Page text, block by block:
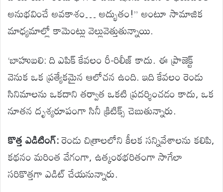
అనుభవించే అవకాశం… అద్భుతం!” అంటూ సామాజిక
మాధ్యమాల్లో కామెంట్లు వెల్లువెత్తుతున్నాయి.
‘బాహుబలి: ది ఎపిక్కేవలం రీ-రిలీజ్ కాదు. ఈ ప్రాజెక్ట్
వెనుక ఒక ప్రత్యేకమైన ఆలోచన ఉంది. ఇది కేవలం రెండు
సినిమాలను ఒకదాని తర్వాత ఒకటి ప్రదర్శించడం కాదు, ఒక
నూతన దృశ్యరూపంగా సినీ క్రిటిక్స్ చెబుతున్నారు.
కొత్త ఎడిటింగ్:రెండు చిత్రాలలోని కీలక సన్నివేశాలను కలిపి,
కథనం మరింత వేగంగా, ఉత్కంఠభరితంగా సాగేలా
సరికొత్తగా ఎడిట్ చేయనున్నారు.